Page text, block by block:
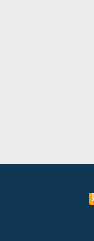
R
S